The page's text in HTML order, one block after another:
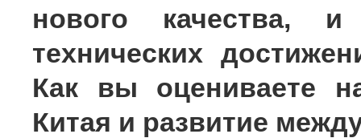
нового качества,
технических
Как вы оцениваете
Китая и развитие